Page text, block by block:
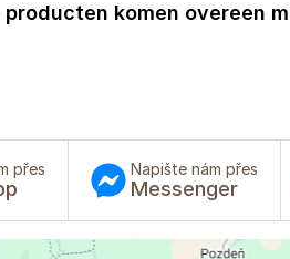
producten komen overeen
přes Napište nám přes
Messenger